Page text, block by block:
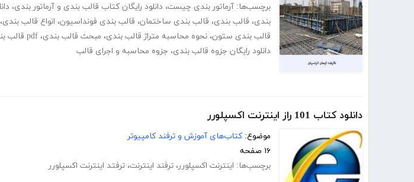
برچسب‌ها: آرماتور بندی چیست، دانلود رایگان کتاب قالب بندی و آرماتور بندی،
بندی، قالب بندی، قالب بندی ساختمان، قالب بندی فونداسیون، انواع قالب بندی،
قالب بندی ستون، نحوه محاسبه متراژ قالب بندی، مبحث قالب بندی، pdf قالب بندی
دانلود رایگان جزوه قالب بندی، جزوه محاسبه و اجرای قالب
دانلود کتاب 101 راز اینترنت اکسپلورر
موضوع: کتاب‌های آموزش و ترفند کامپیوتر
۱۶ صفحه
برچسب‌ها: اینترنت اکسپلورر، ترفند اینترنت، ترفتد اینترنت اکسپلورر